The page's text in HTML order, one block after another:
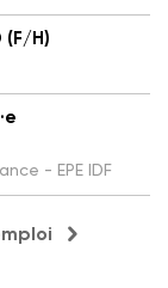
(F/H)
- EPE IDF